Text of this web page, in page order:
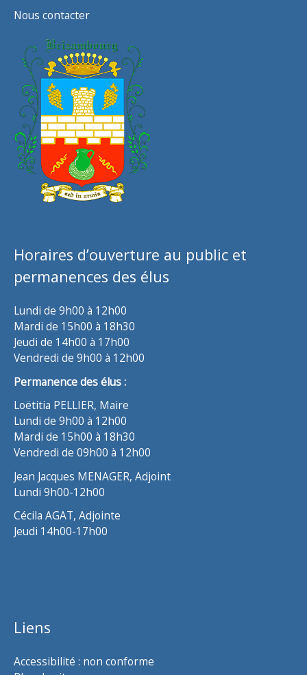
Nous contacter
Horaires d’ouverture au public et
permanences des élus
Lundi de 9h00 à 12h00
Mardi de 15h00 à 18h30
Jeudi de 14h00 à 17h00
Vendredi de 9h00 à 12h00
Permanence des élus :
Loëtitia PELLIER, Maire
Lundi de 9h00 à 12h00
Mardi de 15h00 à 18h30
Vendredi de 09h00 à 12h00
Jean Jacques MENAGER, Adjoint
Lundi 9h00-12h00
Cécila AGAT, Adjointe
Jeudi 14h00-17h00
Liens
Accessibilité : non conforme